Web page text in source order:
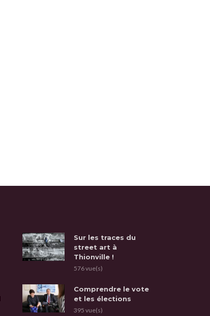
Sur les traces du
street art à
Thionville !
576 vue(s)
Comprendre le vote
et les élections
395 vue(s)